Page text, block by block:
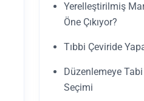
Yerelleştirilmiş
Öne Çıkıyor?
Tıbbi Çeviride
Düzenlemeye
Seçimi